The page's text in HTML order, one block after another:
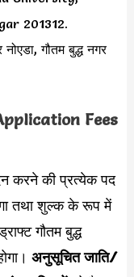
201312.
नोएडा, गौतम बुद्ध नगर
Fees
करने की प्रत्येक पद
तथा शुल्क के रूप में
गौतम बुद्ध
अनुसूचित जाति/